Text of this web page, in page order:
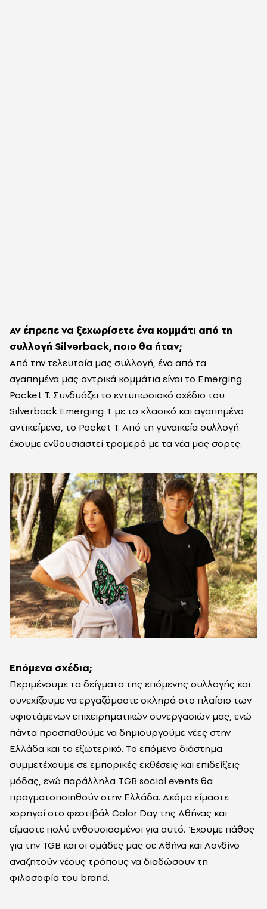
Αν έπρεπε να ξεχωρίσετε ένα κομμάτι από τη
συλλογή Silverback, ποιο θα ήταν;
Από την τελευταία μας συλλογή, ένα από τα
αγαπημένα μας αντρικά κομμάτια είναι το Emerging
Pocket T. Συνδυάζει το εντυπωσιακό σχέδιο του
Silverback Emerging T με το κλασικό και αγαπημένο
αντικείμενο, το Pocket T. Από τη γυναικεία συλλογή
έχουμε ενθουσιαστεί τρομερά με τα νέα μας σορτς.
Επόμενα σχέδια;
Περιμένουμε τα δείγματα της επόμενης συλλογής και
συνεχίζουμε να εργαζόμαστε σκληρά στο πλαίσιο των
υφιστάμενων επιχειρηματικών συνεργασιών μας, ενώ
πάντα προσπαθούμε να δημιουργούμε νέες στην
Ελλάδα και το εξωτερικό. Το επόμενο διάστημα
συμμετέχουμε σε εμπορικές εκθέσεις και επιδείξεις
μόδας, ενώ παράλληλα ΤGB social events θα
πραγματοποιηθούν στην Ελλάδα. Ακόμα είμαστε
χορηγοί στο φεστιβάλ Color Day της Αθήνας και
είμαστε πολύ ενθουσιασμένοι για αυτό. Έχουμε πάθος
για την TGB και οι ομάδες μας σε Αθήνα και Λονδίνο
αναζητούν νέους τρόπους να διαδώσουν τη
φιλοσοφία του brand.